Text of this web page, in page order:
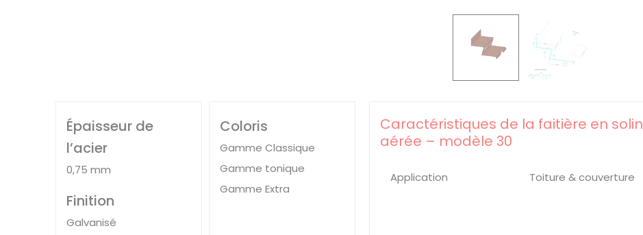
Épaisseur de
l’acier
0,75 mm
Finition
Galvanisé
Coloris
Gamme Classique
Gamme tonique
Gamme Extra
Caractéristiques de la faitière en solin
aérée – modèle 30
Application Toiture & couverture